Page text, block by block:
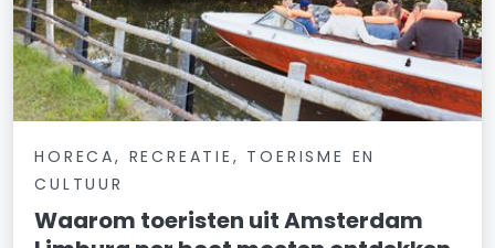
HORECA, RECREATIE, TOERISME EN
CULTUUR
Waarom toeristen uit Amsterdam